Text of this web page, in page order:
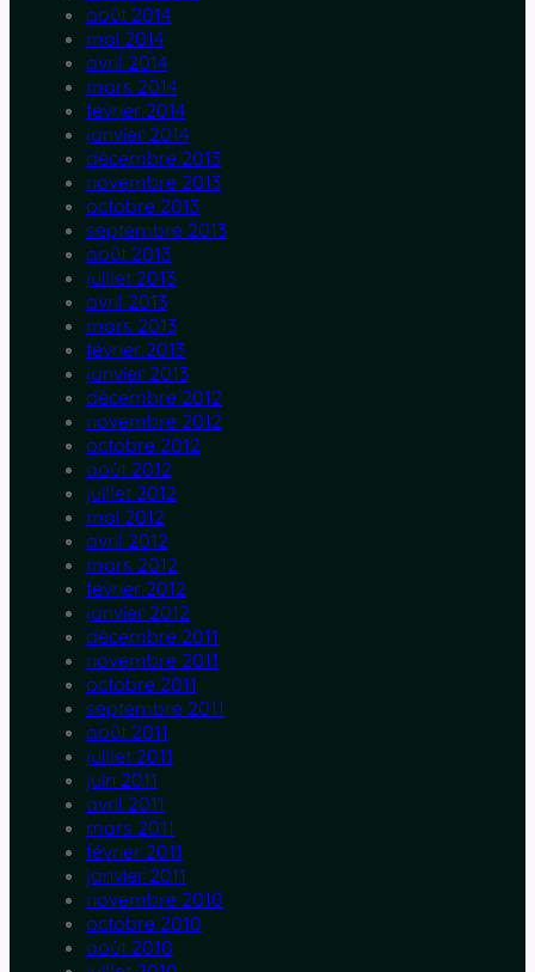
août 2014
mai 2014
avril 2014
mars 2014
février 2014
janvier 2014
décembre 2013
novembre 2013
octobre 2013
septembre 2013
août 2013
juillet 2013
avril 2013
mars 2013
février 2013
janvier 2013
décembre 2012
novembre 2012
octobre 2012
août 2012
juillet 2012
mai 2012
avril 2012
mars 2012
février 2012
janvier 2012
décembre 2011
novembre 2011
octobre 2011
septembre 2011
août 2011
juillet 2011
juin 2011
avril 2011
mars 2011
février 2011
janvier 2011
novembre 2010
octobre 2010
août 2010